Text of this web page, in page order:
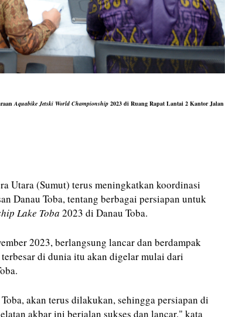
Aquabike Jetski World Championship 2023 di Ruang Rapat Lantai 2 Kantor Jalan
Utara (Sumut) terus meningkatkan koordinasi
Danau Toba, tentang berbagai persiapan untuk
Lake Toba 2023 di Danau Toba.
2023, berlangsung lancar dan berdampak
di dunia itu akan digelar mulai dari
akan terus dilakukan, sehingga persiapan di
akbar ini berjalan sukses dan lancar," kata